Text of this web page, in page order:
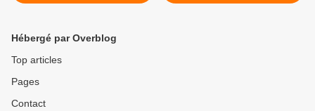
Hébergé par Overblog
Top articles
Pages
Contact